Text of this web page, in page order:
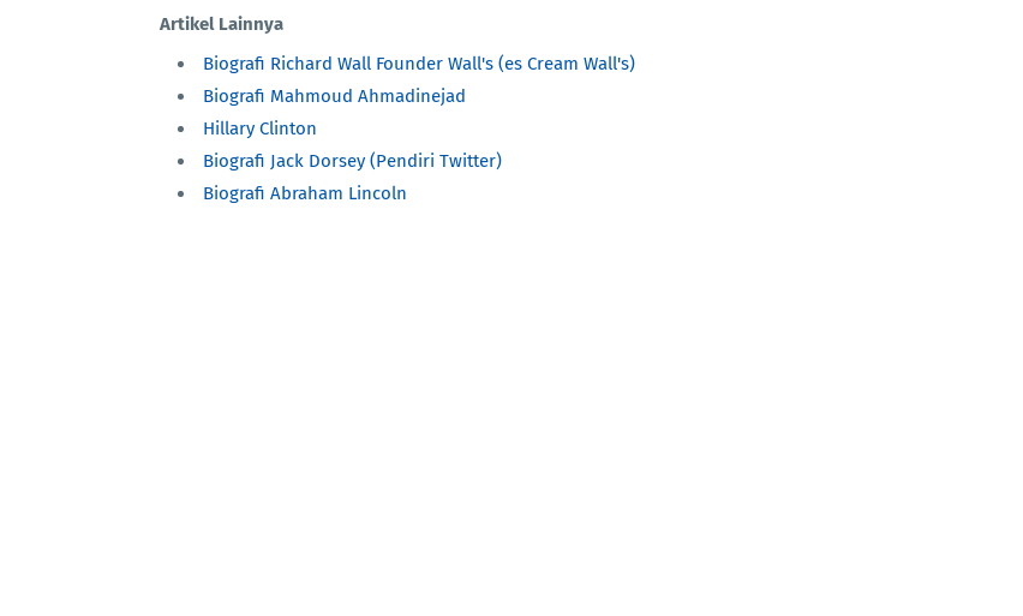
Artikel Lainnya
Biografi Richard Wall Founder Wall's (es Cream Wall's)
Biografi Mahmoud Ahmadinejad
Hillary Clinton
Biografi Jack Dorsey (Pendiri Twitter)
Biografi Abraham Lincoln